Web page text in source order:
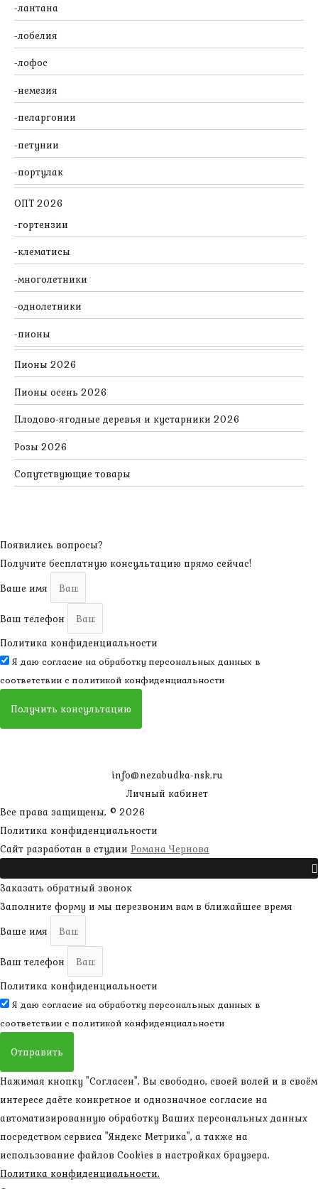
лантана
лобелия
лофос
немезия
пеларгонии
петунии
портулак
ОПТ 2026
гортензии
клематисы
многолетники
однолетники
пионы
Пионы 2026
Пионы осень 2026
Плодово-ягодные деревья и кустарники 2026
Розы 2026
Сопутствующие товары
Появились вопросы?
Получите бесплатную консультацию прямо сейчас!
Ваше имя
Ваш телефон
Политика конфиденциальности
Я даю согласие на обработку персональных данных в
соответствии с политикой конфиденциальности
Получить консультацию
info@nezabudka-nsk.ru
Личный кабинет
Все права защищены, © 2026
Политика конфиденциальности
Сайт разработан в студии Романа Чернова
Заказать обратный звонок
Заполните форму и мы перезвоним вам в ближайшее время
Ваше имя
Ваш телефон
Политика конфиденциальности
Я даю согласие на обработку персональных данных в
соответствии с политикой конфиденциальности
Отправить
Нажимая кнопку "Согласен", Вы свободно, своей волей и в своём
интересе даёте конкретное и однозначное согласие на
автоматизированную обработку Ваших персональных данных
посредством сервиса "Яндекс Метрика", а также на
использование файлов Cookies в настройках браузера.
Политика конфиденциальности.